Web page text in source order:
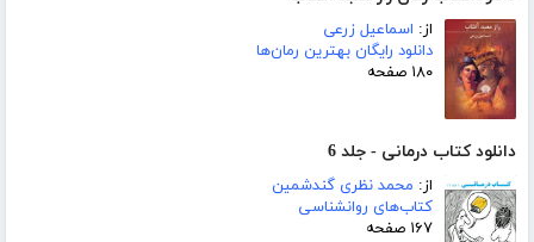
از: اسماعیل زرعی
دانلود رایگان بهترین رمان‌ها
۱۸۰ صفحه
دانلود کتاب درمانی - جلد 6
از: محمد نظری گندشمین
کتاب‌های روانشناسی
۱۶۷ صفحه